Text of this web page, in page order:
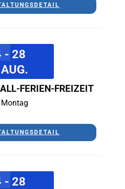
- 28
AUG.
FERIEN-FREIZEIT
Montag
- 28